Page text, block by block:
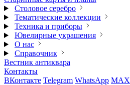
Столовое серебро
Тематические коллекции
Техника и приборы
Ювелирные украшения
О нас
Справочник
Вестник антиквара
Контакты
ВКонтакте Telegram WhatsApp MAX